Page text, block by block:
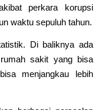
perkara korupsi
waktu sepuluh tahun.
Di baliknya ada
sakit yang bisa
menjangkau lebih